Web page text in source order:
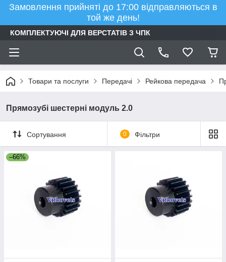
Замовлення прийняті до 17:00 відправляються в
той же день!
КОМПЛЕКТУЮЧІ ДЛЯ ВЕРСТАТІВ З ЧПК
Товари та послуги Передачі Рейкова передача
Прямозубі шестерні модуль 2.0
Сортування 0 Фільтри
–66%